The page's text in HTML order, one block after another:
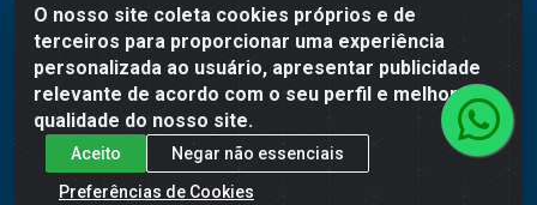
O nosso site coleta cookies próprios e de
terceiros para proporcionar uma experiência
personalizada ao usuário, apresentar publicidade
relevante de acordo com o seu perfil e melhorar a
qualidade do nosso site.
Aceito
Negar não essenciais
Preferências de Cookies
WR Embalagens - R. Cel. Teodoro Gomes de Araújo,
1360 - Grogotó - Barbacena / MG - CEP 36202-628 -
CNPJ 02.692.206/0001-55